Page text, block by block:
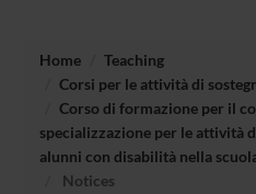
Home
Teaching
Corsi per le attività di
Corso di formazione per il
specializzazione per le attività
alunni con disabilità nella
Notices